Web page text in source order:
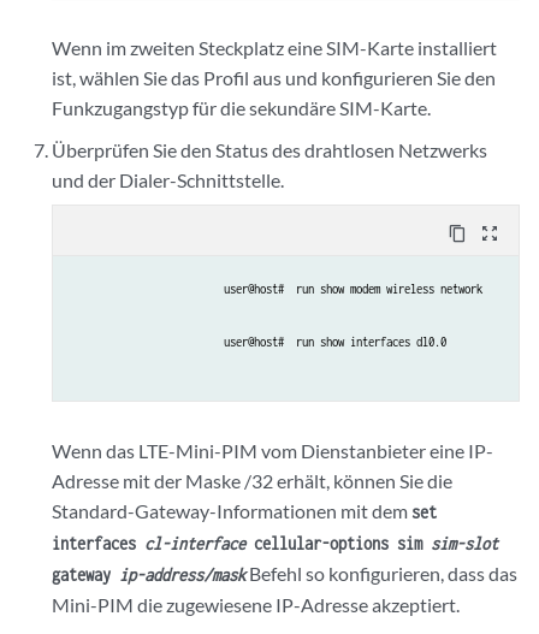
Wenn im zweiten Steckplatz eine SIM-Karte installiert
ist, wählen Sie das Profil aus und konfigurieren Sie den
Funkzugangstyp für die sekundäre SIM-Karte.
Überprüfen Sie den Status des drahtlosen Netzwerks
und der Dialer-Schnittstelle.
content_copy zoom_out_map
user@host#  run show modem wireless network
user@host#  run show interfaces dl0.0
Wenn das LTE-Mini-PIM vom Dienstanbieter eine IP-
Adresse mit der Maske /32 erhält, können Sie die
Standard-Gateway-Informationen mit dem set
interfaces cl-interfacecellular-options sim sim-slot
gateway ip-address/maskBefehl so konfigurieren, dass das
Mini-PIM die zugewiesene IP-Adresse akzeptiert.